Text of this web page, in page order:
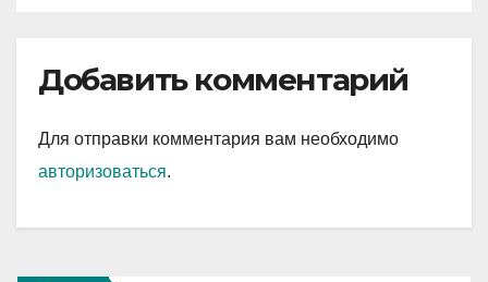
Добавить комментарий
Для отправки комментария вам необходимо
авторизоваться.